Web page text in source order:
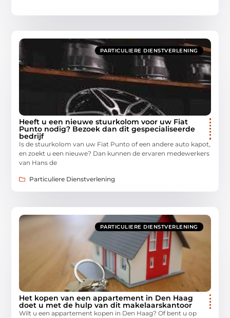
PARTICULIERE DIENSTVERLENING
Heeft u een nieuwe stuurkolom voor uw Fiat
Punto nodig? Bezoek dan dit gespecialiseerde
bedrijf
Is de stuurkolom van uw Fiat Punto of een andere auto kapot,
en zoekt u een nieuwe? Dan kunnen de ervaren medewerkers
van Hans de
Particuliere Dienstverlening
PARTICULIERE DIENSTVERLENING
Het kopen van een appartement in Den Haag
doet u met de hulp van dit makelaarskantoor
Wilt u een appartement kopen in Den Haag? Of bent u op